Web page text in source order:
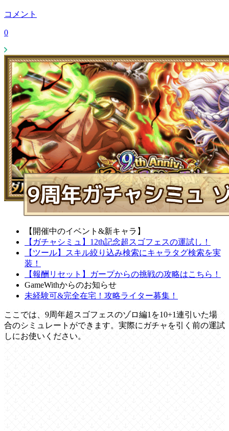
コメント
0
【開催中のイベント&新キャラ】
【ガチャシミュ】12th記念超スゴフェスの運試し！
【ツール】スキル絞り込み検索にキャラタグ検索を実
装！
【報酬リセット】ガープからの挑戦の攻略はこちら！
GameWithからのお知らせ
未経験可&完全在宅！攻略ライター募集！
ここでは、9周年超スゴフェスのゾロ編1を10+1連引いた場
合のシミュレートができます。実際にガチャを引く前の運試
しにお使いください。